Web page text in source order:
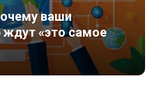
ваши
ждут «это самое